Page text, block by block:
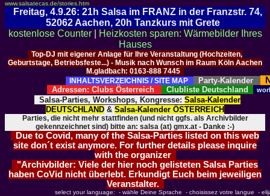
www.salsatecas.de/stories.htm
Freitag, 4.9.26: 21h Salsa im FRANZ in der Franzstr. 74,
52062 Aachen, 20h Tanzkurs mit Grete
kostenlose Counter|
Heizkosten sparen: Wärmebilder Ihres
Hauses
Top-DJ mit eigener Anlage für Ihre Veranstaltung (Hochzeiten,
Geburtstage, Betriebsfeste...) - Musik nach Wunsch im Raum Köln Aachen
M.gladbach: 0163-888 7445
INHALTSVERZEICHNIS / SITE MAP
Party-Kalender
Adressen: Clubs Österreich Clubliste Deutschland
Salsa-Parties, Workshops, Kongresse: Salsa-Kalender
DEUTSCHLAND & Salsa-Kalender ÖSTERREICH
Parties, die nicht mehr stattfinden (und nicht ggfs. als Archivbilder
gekennzeichnet sind) bitte an: salsa (at) gmx.at - Danke :-)
Due to Covid, many of the Salsa-Parties listed on this web
site don´t exist anymore. For further details please inquire
with the organizer
"Archivbilder: Viele der hier noch gelisteten Salsa Parties
haben CoVid nicht überlebt. Erkundigt Euch beim jeweiligen
Veranstalter.
select your language: - wähle Deine Sprache - choisissez votre langue -